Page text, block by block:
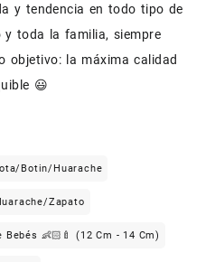
y tendencia en todo tipo de
y toda la familia, siempre
objetivo: la máxima calidad
😃
Botin/Huarache
Zapato
Bebés 👶🏻🍼 (12 Cm - 14 Cm)